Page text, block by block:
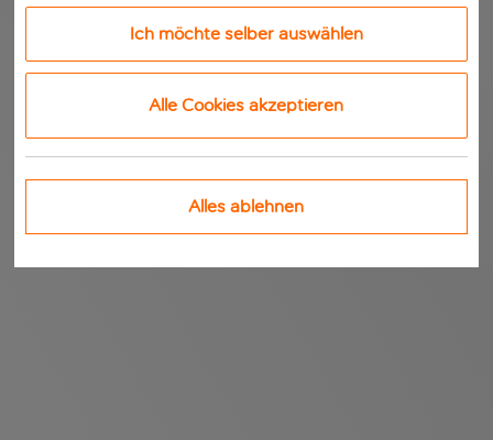
Ich möchte selber auswählen
Alle Cookies akzeptieren
Alles ablehnen